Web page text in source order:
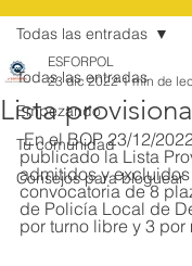
Todas las entradas
Empezando
Tu comunidad
Consejos para bloguear
Todas las entradas
Lista
ESFORPOL
23 dic 2022 1 min de
En el BOP 23/12/2022 se ha
publicado la Lista
admitidos y
convocatoria de 8
de Policía Local de
por turno libre y 3 por